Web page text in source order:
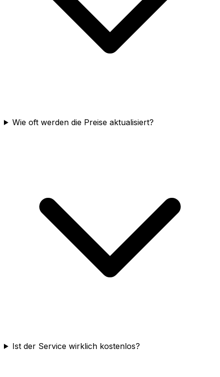
Wie oft werden die Preise aktualisiert?
Ist der Service wirklich kostenlos?